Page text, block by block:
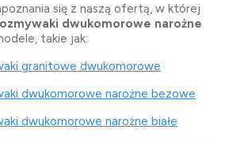
się z naszą ofertą, w której
dwukomorowe narożne
takie jak:
granitowe dwukomorowe
dwukomorowe narożne bezowe
dwukomorowe narożne białe